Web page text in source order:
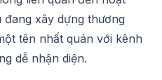
xây dựng thương
tên nhất quán với kênh
dễ nhận diện.